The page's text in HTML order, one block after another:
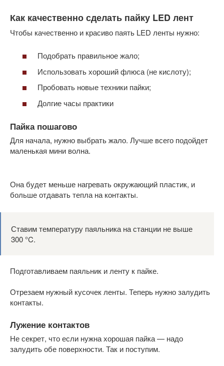
Как качественно сделать пайку LED лент
Чтобы качественно и красиво паять LED ленты нужно:
Подобрать правильное жало;
Использовать хороший флюса (не кислоту);
Пробовать новые техники пайки;
Долгие часы практики
Пайка пошагово
Для начала, нужно выбрать жало. Лучше всего подойдет
маленькая мини волна.
Она будет меньше нагревать окружающий пластик, и
больше отдавать тепла на контакты.
Ставим температуру паяльника на станции не выше
300 °C.
Подготавливаем паяльник и ленту к пайке.
Отрезаем нужный кусочек ленты. Теперь нужно залудить
контакты.
Лужение контактов
Не секрет, что если нужна хорошая пайка — надо
залудить обе поверхности. Так и поступим.